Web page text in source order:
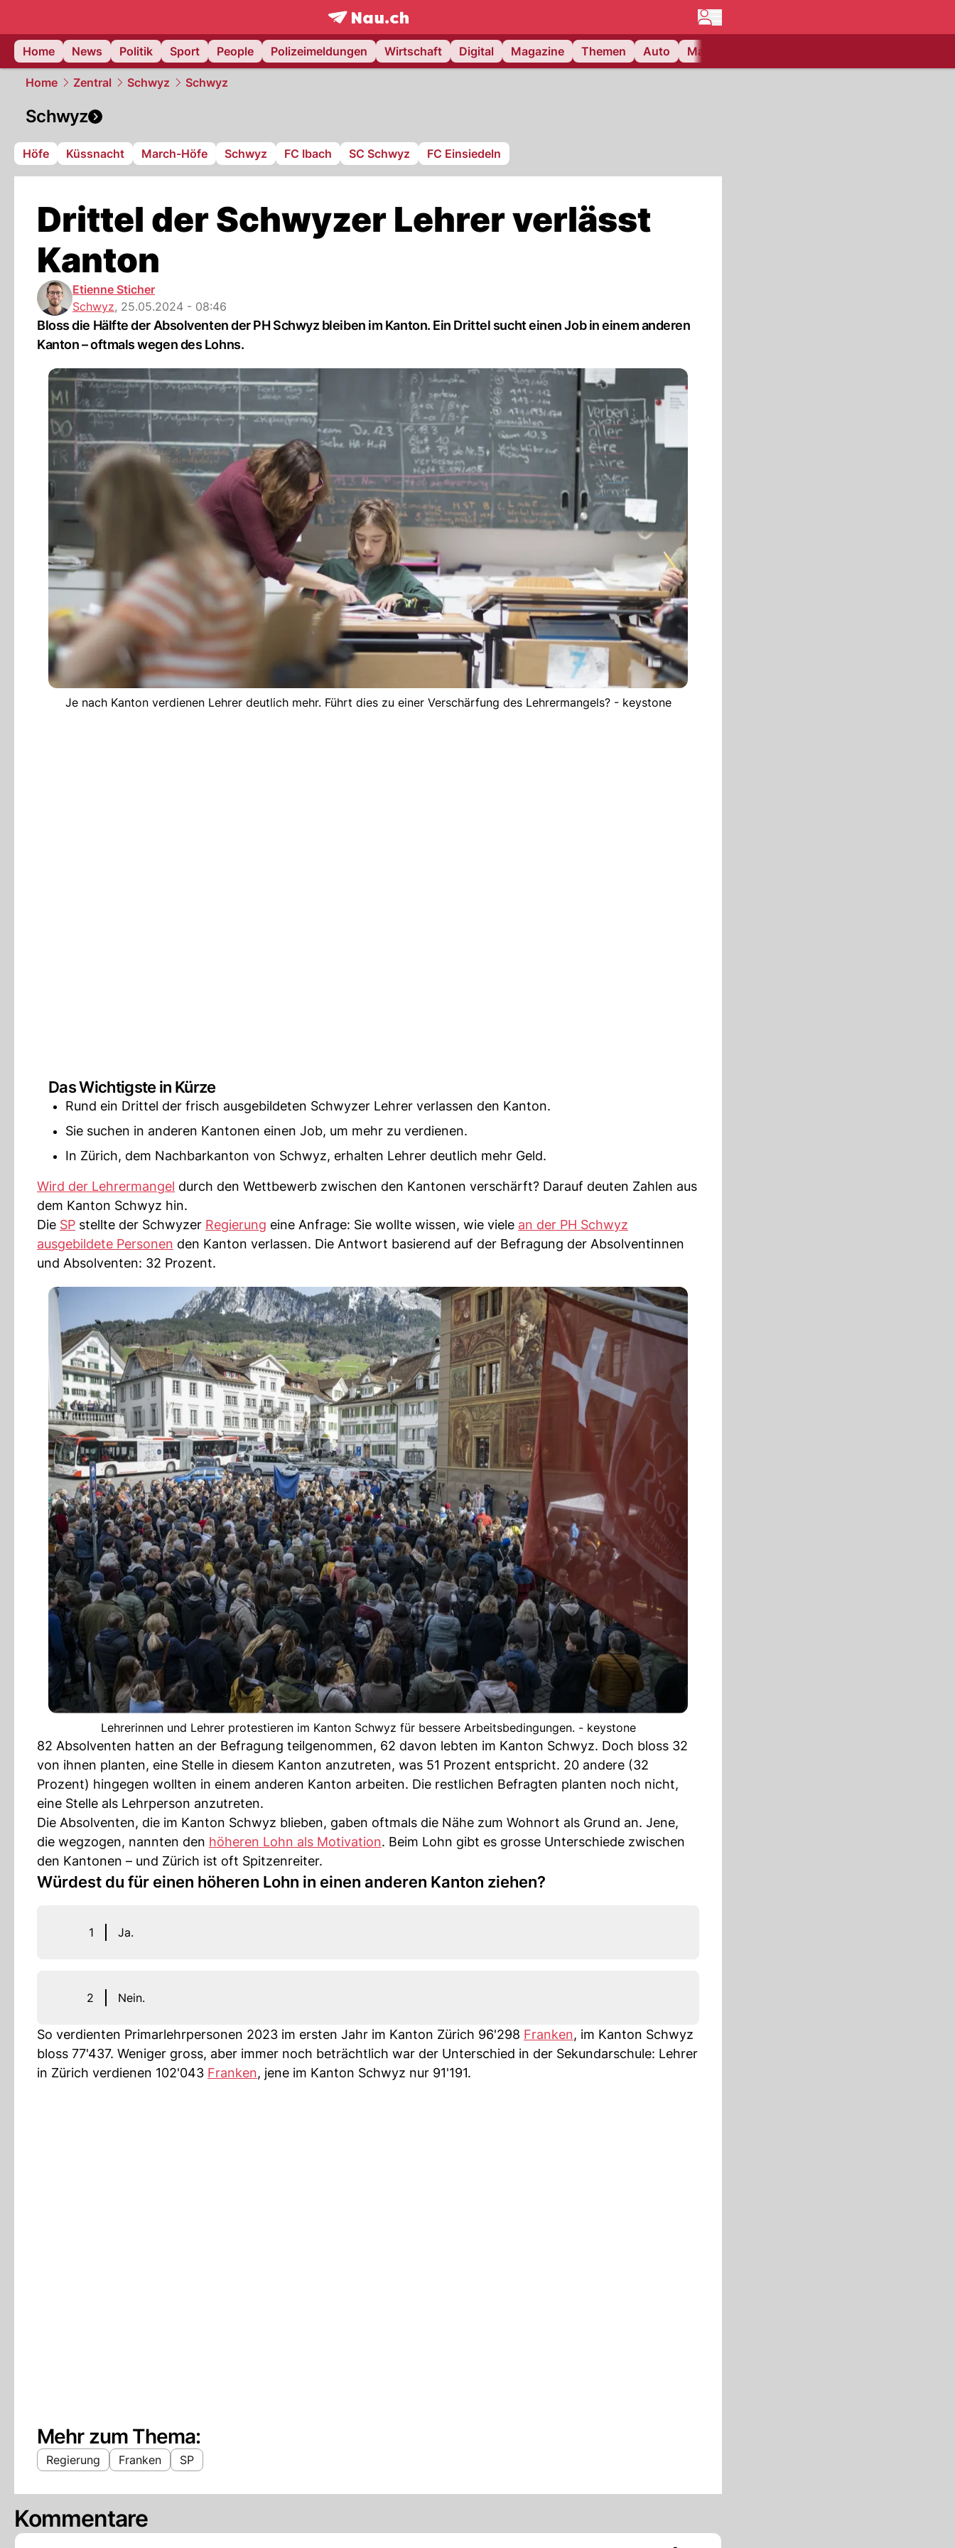
frontpage.NAU.ch
Home
News Politik Sport People Polizeimeldungen Wirtschaft Digital Magazine Themen Auto Matchcenter
Home Zentral Schwyz Schwyz
Schwyz
Höfe Küssnacht March-Höfe Schwyz FC Ibach SC Schwyz FC Einsiedeln
Drittel der Schwyzer Lehrer verlässt
Kanton
Etienne Sticher
Schwyz, 25.05.2024 - 08:46
Bloss die Hälfte der Absolventen der PH Schwyz bleiben im Kanton. Ein Drittel sucht einen Job in einem anderen
Kanton – oftmals wegen des Lohns.
Je nach Kanton verdienen Lehrer deutlich mehr. Führt dies zu einer Verschärfung des Lehrermangels? - keystone
Das Wichtigste in Kürze
Rund ein Drittel der frisch ausgebildeten Schwyzer Lehrer verlassen den Kanton.
Sie suchen in anderen Kantonen einen Job, um mehr zu verdienen.
In Zürich, dem Nachbarkanton von Schwyz, erhalten Lehrer deutlich mehr Geld.
Wird der Lehrermangel durch den Wettbewerb zwischen den Kantonen verschärft? Darauf deuten Zahlen aus
dem Kanton Schwyz hin.
Die SP stellte der Schwyzer Regierung eine Anfrage: Sie wollte wissen, wie viele an der PH Schwyz
ausgebildete Personen den Kanton verlassen. Die Antwort basierend auf der Befragung der Absolventinnen
und Absolventen: 32 Prozent.
Lehrerinnen und Lehrer protestieren im Kanton Schwyz für bessere Arbeitsbedingungen. - keystone
82 Absolventen hatten an der Befragung teilgenommen, 62 davon lebten im Kanton Schwyz. Doch bloss 32
von ihnen planten, eine Stelle in diesem Kanton anzutreten, was 51 Prozent entspricht. 20 andere (32
Prozent) hingegen wollten in einem anderen Kanton arbeiten. Die restlichen Befragten planten noch nicht,
eine Stelle als Lehrperson anzutreten.
Die Absolventen, die im Kanton Schwyz blieben, gaben oftmals die Nähe zum Wohnort als Grund an. Jene,
die wegzogen, nannten den höheren Lohn als Motivation. Beim Lohn gibt es grosse Unterschiede zwischen
den Kantonen – und Zürich ist oft Spitzenreiter.
Würdest du für einen höheren Lohn in einen anderen Kanton ziehen?
1 Ja.
2 Nein.
So verdienten Primarlehrpersonen 2023 im ersten Jahr im Kanton Zürich 96'298 Franken, im Kanton Schwyz
bloss 77'437. Weniger gross, aber immer noch beträchtlich war der Unterschied in der Sekundarschule: Lehrer
in Zürich verdienen 102'043 Franken, jene im Kanton Schwyz nur 91'191.
Mehr zum Thema:
Regierung Franken SP
Kommentare